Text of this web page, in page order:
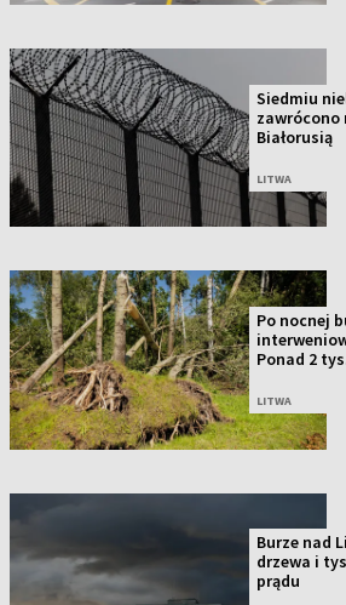
Siedmiu
zawrócono
Białorusią
LITWA
Po nocnej
Ponad 2
LITWA
Burze nad
drzewa i
prądu